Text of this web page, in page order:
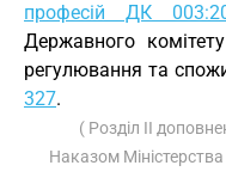
професій ДК
Державного
регулювання та
327.
( Розділ II
Наказом